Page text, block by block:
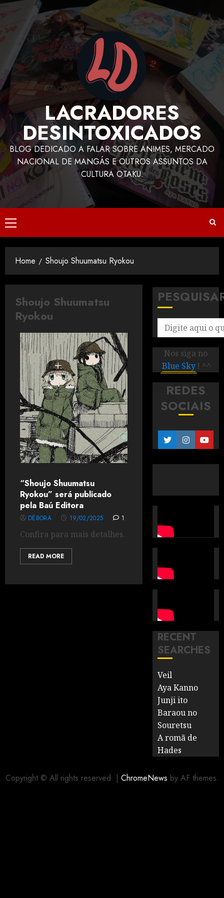
LACRADORES
DESINTOXICADOS
BLOG DEDICADO A FALAR SOBRE ANIMES, MERCADO
NACIONAL DE MANGÁS E OUTROS ASSUNTOS DA
CULTURA OTAKU.
Home Shoujo Shuumatsu Ryokou
Shoujo Shuumatsu
Ryokou
“Shoujo Shuumatsu
Ryokou” será publicado
pela Baú Editora
DÉBORA 19/02/2025 1
Confira para mais detalhes.
READ MORE
Nos siga no
Blue Sky ! ^^
REDES
SOCIAIS
RECENT
SEARCHES
Veil
Aya Kanno
Junji ito
Baraou no
Souretsu
A romã de
Hades
Copyright © All rights reserved. | ChromeNews by AF themes.